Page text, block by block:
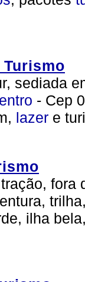
sediada
- Cep
lazer e
fora
ilha